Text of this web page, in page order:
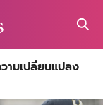
มเปลี่ยนแปลง